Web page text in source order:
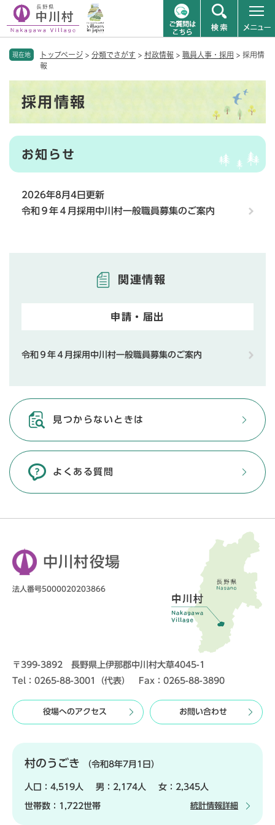
現在地 トップページ > 分類でさがす > 村政情報 > 職員人事・採用 > 採用情
報
採用情報
お知らせ
2026年8月4日更新
令和９年４月採用中川村一般職員募集のご案内
関連情報
申請・届出
令和９年４月採用中川村一般職員募集のご案内
見つからないときは
よくある質問
中川村役場
法人番号5000020203866
〒399-3892 長野県上伊那郡中川村大草4045-1
Tel：0265-88-3001（代表） Fax：0265-88-3890
役場へのアクセス お問い合わせ
村のうごき （令和8年7月1日）
人口： 4,519人 男： 2,174人 女： 2,345人
世帯数： 1,722世帯 統計情報詳細